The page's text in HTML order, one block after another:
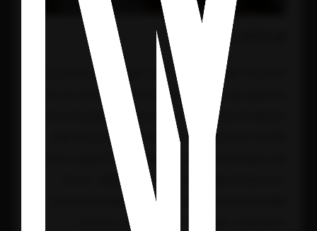
וילה בכפר שמריהו, 620 מ"ר בנוי, נמכרה לפני שנתיים בפער
של כמעט שני מיליון שקל מתחת למחיר הפתיחה. לא בגלל
המיקום ולא בגלל הגינה. בגלל לוח חשמל שתוכנן לבית של
200 מ"ר ונדחס אל תוך אחוזה שלוש פעמים גדולה ממנו,
ושני אינטגרטורים שעבדו על המערכות בלי לתאם. הרוכש
הביא מהנדס מערכות לבדיקה לפני החתימה, וזה מה
שמצא. נכסים שנבנים נכון מלכתחילה שומרים על ערכם.
נכסים שלא – מגלים את זה בדיוק ברגע הלא נכון.